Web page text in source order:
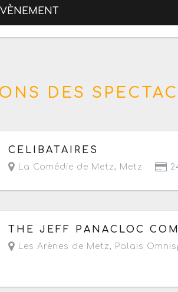
DES
Du jeudi 17 au dimanche 20
CELIBATAIRES
La Comédie de Metz, Metz
Le vendredi 18 septembre 2026 à
THE JEFF PANACLOC
Les Arènes de Metz, Palais